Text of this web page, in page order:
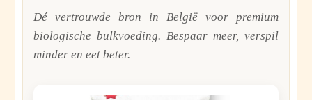
Dé vertrouwde bron in België voor premium
biologische bulkvoeding. Bespaar meer, verspil
minder en eet beter.